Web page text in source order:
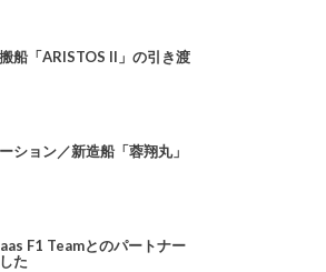
船「ARISTOS II」の引き渡
ション／新造船「蓉翔丸」
F1 Teamとのパートナー
た